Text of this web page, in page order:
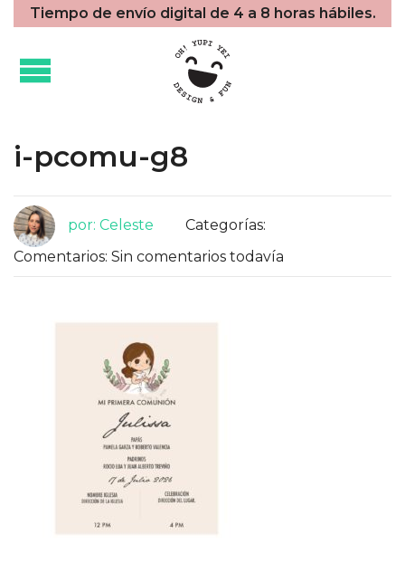
Tiempo de envío digital de 4 a 8 horas hábiles.
i-pcomu-g8
por: Celeste
Categorías:
Comentarios: Sin comentarios todavía